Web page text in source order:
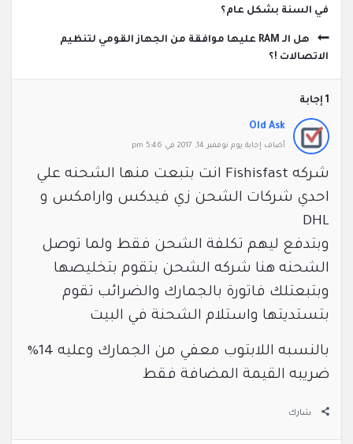
في السنة بشكل عام؟
هل الـ RAM عليها موافقة من الجهاز القومي لتنظيم
الاتصالات !؟
‫1 إجابة
Old Ask
‫أضاف ‫‫إجابة يوم نوفمبر 14, 2017 في 5:46 pm
شركه Fishisfast انت بتبعت منها الشحنه علي
احدي شركات الشحن زي فيدكس وارامكس و
DHL
وبتدفع ليهم تكلفة الشحن فقط ولما توصل
الشحنه هنا شركه الشحن بتقوم بتخليصها
وبتبعتلك فاتورة بالجمارك والضرائب تقوم
بتستديتها واستلام الشحنة في البيت
بالنسبه اللابتوب معفي من الجمارك وعليه 14%
ضريبه القيمة المضافة فقط
شارك